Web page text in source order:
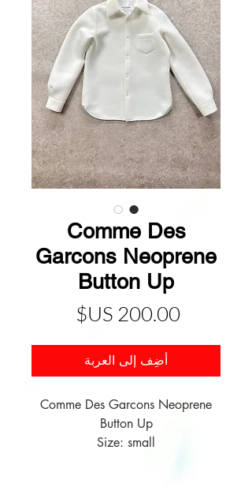
Comme Des
Garcons Neoprene
Button Up
أضِف إلى العربة
Comme Des Garcons Neoprene
Button Up
Size: small